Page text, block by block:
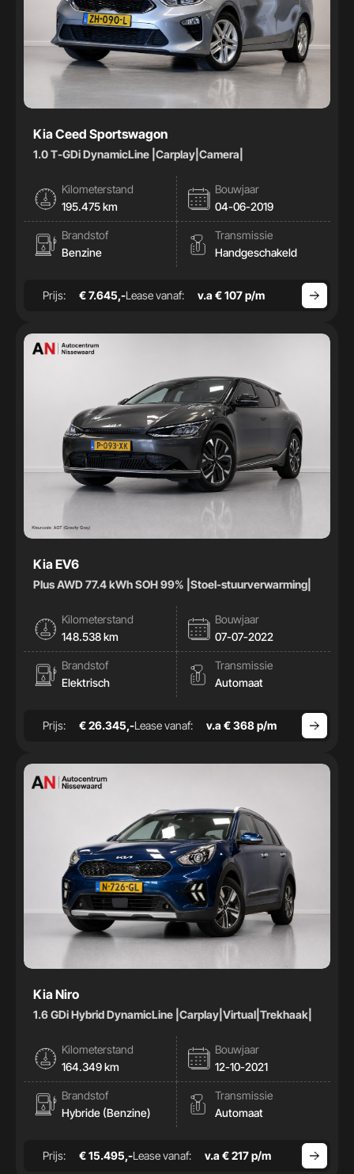
Kia Ceed Sportswagon
1.0 T-GDi DynamicLine |Carplay|Camera|
Kilometerstand
195.475 km
Bouwjaar
04-06-2019
Brandstof
Benzine
Transmissie
Handgeschakeld
Prijs: € 7.645,-Lease vanaf: v.a € 107 p/m
Kia EV6
Plus AWD 77.4 kWh SOH 99% |Stoel-stuurverwarming|
Kilometerstand
148.538 km
Bouwjaar
07-07-2022
Brandstof
Elektrisch
Transmissie
Automaat
Prijs: € 26.345,-Lease vanaf: v.a € 368 p/m
Kia Niro
1.6 GDi Hybrid DynamicLine |Carplay|Virtual|Trekhaak|
Kilometerstand
164.349 km
Bouwjaar
12-10-2021
Brandstof
Hybride (Benzine)
Transmissie
Automaat
Prijs: € 15.495,-Lease vanaf: v.a € 217 p/m